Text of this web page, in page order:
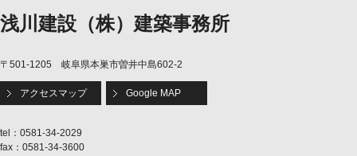
浅川建設（株）建築事務所
〒501-1205 岐阜県本巣市曽井中島602-2
アクセスマップ Google MAP
tel：0581-34-2029
fax：0581-34-3600